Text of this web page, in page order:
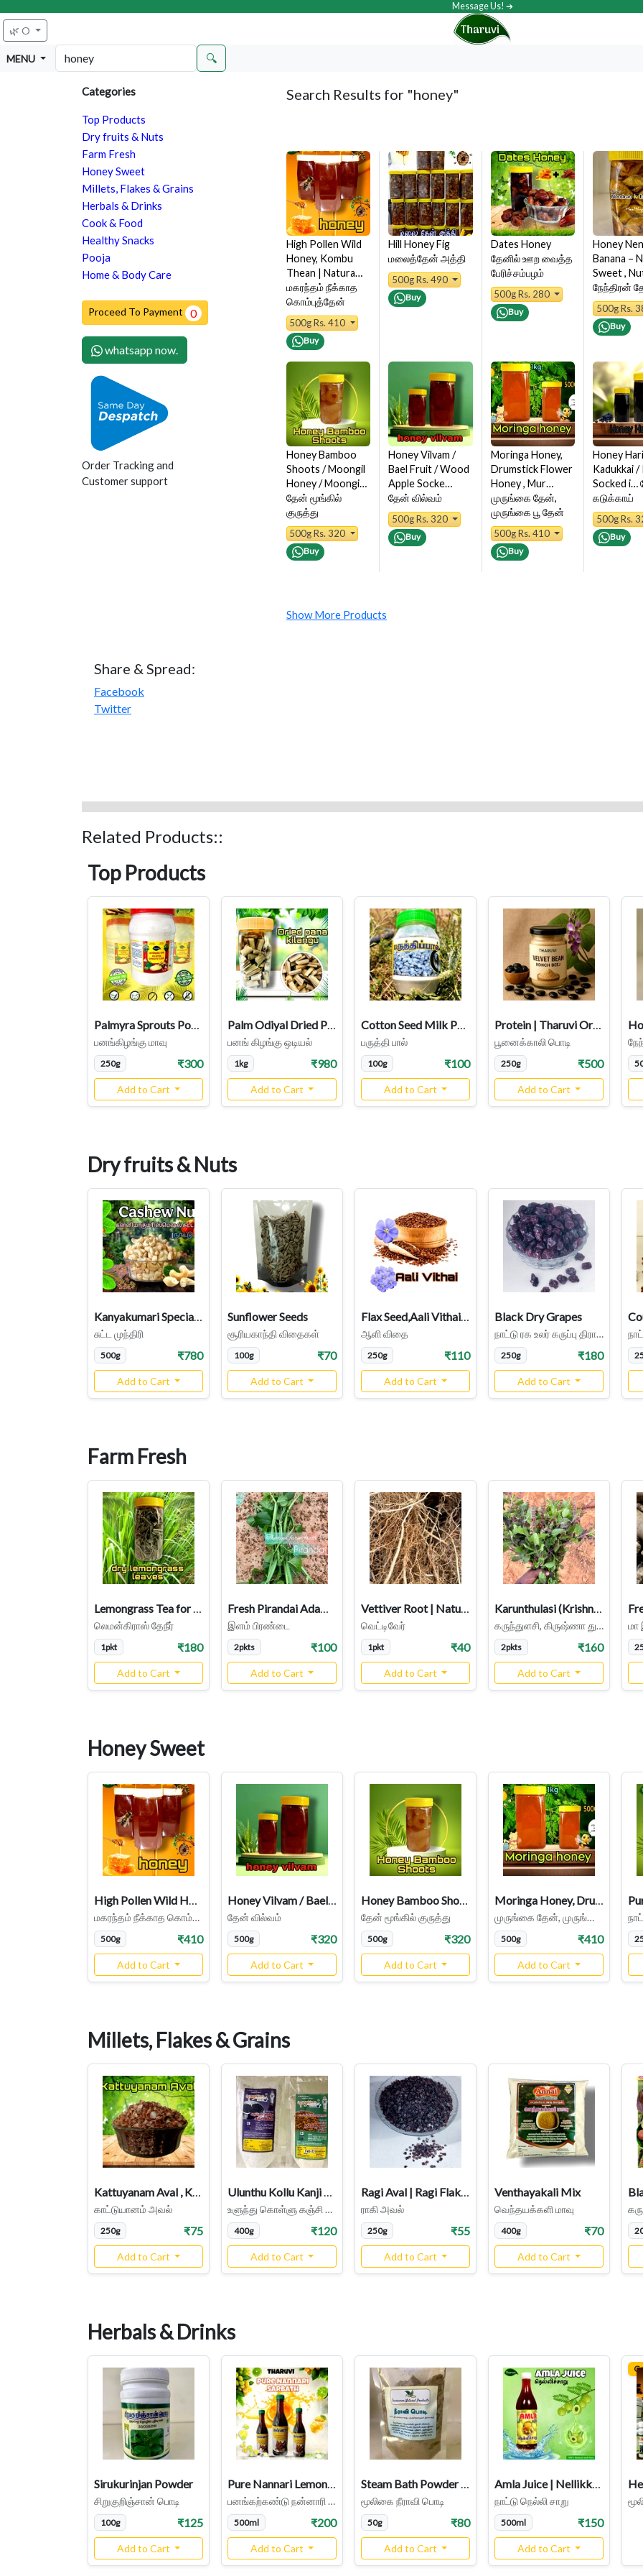
Message Us! ➔
🌿 O
MENU 🔍
Categories
Top Products
Dry fruits & Nuts
Farm Fresh
Honey Sweet
Millets, Flakes & Grains
Herbals & Drinks
Cook & Food
Healthy Snacks
Pooja
Home & Body Care
Proceed To Payment 0
whatsapp now.
Order Tracking and
Customer support
Search Results for "honey"
High Pollen Wild
Honey, Kombu
Thean | Natura…
மகரந்தம் நீக்காத
கொம்புத்தேன்
500g Rs. 410
Buy
Hill Honey Fig
மலைத்தேன் அத்தி
500g Rs. 490
Buy
Dates Honey
தேனில் ஊற வைத்த
பேரிச்சம்பழம்
500g Rs. 280
Buy
Honey
Banana –
Sweet ,
நேந்திரன்
500g Rs.
Buy
Honey Bamboo
Shoots / Moongil
Honey / Moongi…
தேன் மூங்கில்
குருத்து
500g Rs. 320
Buy
Honey Vilvam /
Bael Fruit / Wood
Apple Socke…
தேன் வில்வம்
500g Rs. 320
Buy
Moringa Honey,
Drumstick Flower
Honey , Mur…
முருங்கை தேன்,
முருங்கை பூ தேன்
500g Rs. 410
Buy
Honey
Kadukkai
Socked i…
கடுக்காய்
500g Rs.
Buy
Show More Products
Share & Spread:
Facebook
Twitter
Related Products::
Top Products
பனங்கிழங்கு மாவு
250g ₹300
Add to Cart
பனங் கிழங்கு ஒடியல்
1kg ₹980
Add to Cart
பருத்தி பால்
100g ₹100
Add to Cart
Protein | Tharuvi Organic Poonaikali Powder, Mucuna Pruriens Velvet Bean powder
பூனைக்காலி பொடி
250g ₹500
Add to Cart
Dry fruits & Nuts
சுட்ட முந்திரி
500g ₹780
Add to Cart
Sunflower Seeds
சூரியகாந்தி விதைகள்
100g ₹70
Add to Cart
ஆளி விதை
250g ₹110
Add to Cart
Black Dry Grapes
நாட்டு ரக உலர் கருப்பு திராட்சை
250g ₹180
Add to Cart
Farm Fresh
லெமன்கிராஸ் தேநீர்
1pkt ₹180
Add to Cart
இளம் பிரண்டை
2pkts ₹100
Add to Cart
வெட்டிவேர்
1pkt ₹40
Add to Cart
கருந்துளசி, கிருஷ்ணா துளசி
2pkts ₹160
Add to Cart
மா
Honey Sweet
மகரந்தம் நீக்காத கொம்புத்தேன்
500g ₹410
Add to Cart
தேன் வில்வம்
500g ₹320
Add to Cart
தேன் மூங்கில் குருத்து
500g ₹320
Add to Cart
முருங்கை தேன், முருங்கை பூ தேன்
500g ₹410
Add to Cart
Millets, Flakes & Grains
Kattuyanam Aval , Kattuyanam Flakes
காட்டுயானம் அவல்
250g ₹75
Add to Cart
உளுந்து கொள்ளு கஞ்சி மிக்ஸ்
400g ₹120
Add to Cart
​​Ragi Aval | Ragi Flakes
ராகி அவல்
250g ₹55
Add to Cart
Venthayakali Mix
வெந்தயக்களி மாவு
400g ₹70
Add to Cart
Herbals & Drinks
Sirukurinjan Powder
சிறுகுறிஞ்சான் பொடி
100g ₹125
Add to Cart
பனங்கற்கண்டு நன்னாரி ஜூஸ்
500ml ₹200
Add to Cart
மூலிகை நீராவி பொடி
50g ₹80
Add to Cart
Amla Juice | Nellikkai Juice
நாட்டு நெல்லி சாறு
500ml ₹150
Add to Cart